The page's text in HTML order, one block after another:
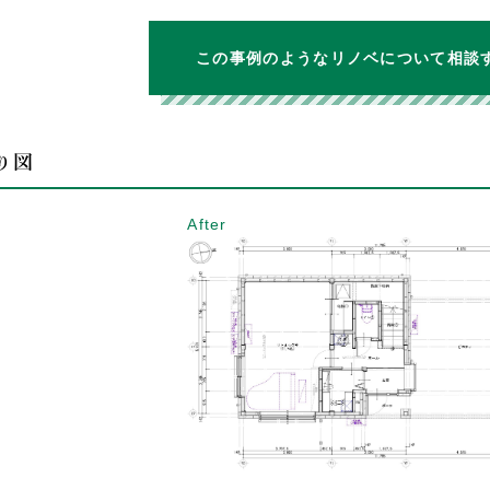
この事例のようなリノベについて相談
図
After